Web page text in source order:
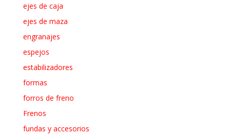
ejes de caja
ejes de maza
engranajes
espejos
estabilizadores
formas
forros de freno
Frenos
fundas y accesorios